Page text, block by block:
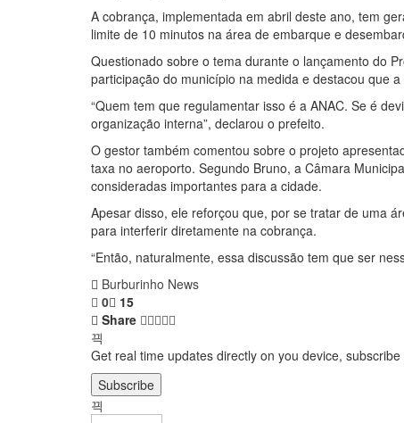
A cobrança, implementada em abril deste ano, tem
limite de 10 minutos na área de embarque e
Questionado sobre o tema durante o lançamento do
participação do município na medida e destacou que
“Quem tem que regulamentar isso é a ANAC. Se é
organização interna”, declarou o prefeito.
O gestor também comentou sobre o projeto
taxa no aeroporto. Segundo Bruno, a Câmara
consideradas importantes para a cidade.
Apesar disso, ele reforçou que, por se tratar de uma
para interferir diretamente na cobrança.
“Então, naturalmente, essa discussão tem que ser
Burburinho News
0
15
Share
Get real time updates directly on you device, subscribe
Subscribe